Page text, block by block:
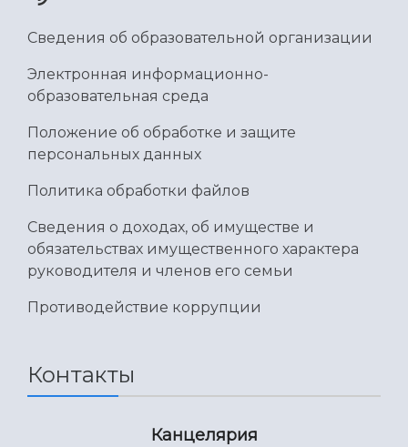
Сведения об образовательной организации
Электронная информационно-
образовательная среда
Положение об обработке и защите
персональных данных
Политика обработки файлов
Сведения о доходах, об имуществе и
обязательствах имущественного характера
руководителя и членов его семьи
Противодействие коррупции
Контакты
Канцелярия